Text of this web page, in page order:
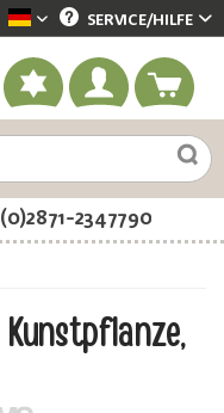
Dekotopia deutsch
SERVICE/HILFE
2347790
Kunstpflanze,